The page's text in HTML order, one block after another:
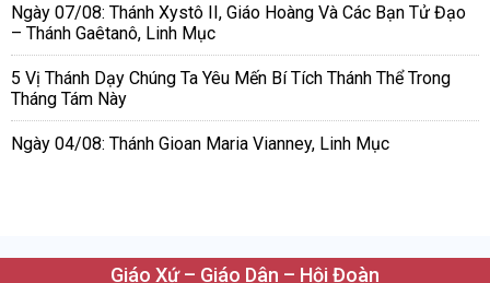
Ngày 07/08: Thánh Xystô II, Giáo Hoàng Và Các Bạn Tử Đạo
– Thánh Gaêtanô, Linh Mục
5 Vị Thánh Dạy Chúng Ta Yêu Mến Bí Tích Thánh Thể Trong
Tháng Tám Này
Ngày 04/08: Thánh Gioan Maria Vianney, Linh Mục
Giáo Xứ – Giáo Dân – Hội Đoàn